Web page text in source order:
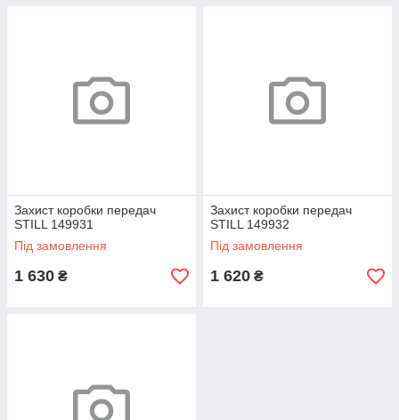
Захист коробки передач
STILL 149931
Під замовлення
1 630 ₴
Захист коробки передач
STILL 149932
Під замовлення
1 620 ₴